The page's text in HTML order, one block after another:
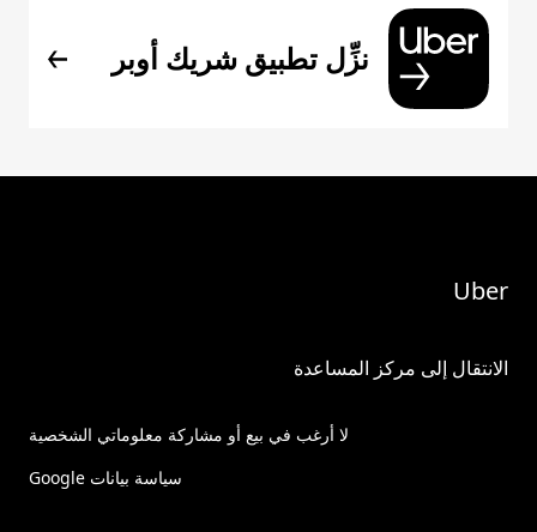
نزِّل تطبيق شريك أوبر
Uber
الانتقال إلى مركز المساعدة
لا أرغب في بيع أو مشاركة معلوماتي الشخصية
سياسة بيانات Google